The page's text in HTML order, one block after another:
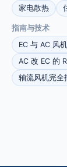
家电散热
指南与技术
EC 与 AC 风
AC 改 EC 的
轴流风机完全